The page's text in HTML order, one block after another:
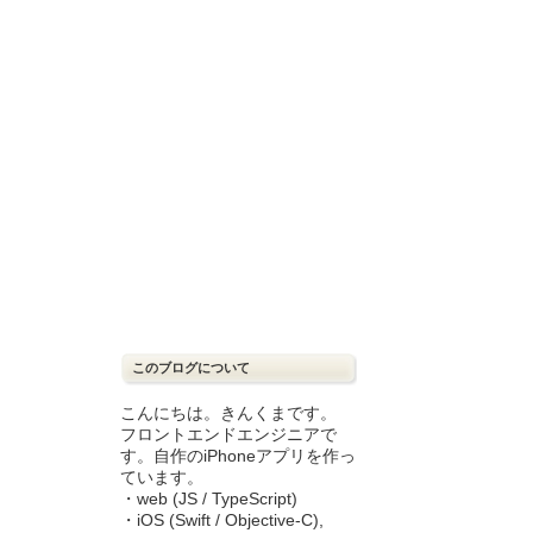
このブログについて
こんにちは。きんくまです。
フロントエンドエンジニアで
す。自作のiPhoneアプリを作っ
ています。
・web (JS / TypeScript)
・iOS (Swift / Objective-C),